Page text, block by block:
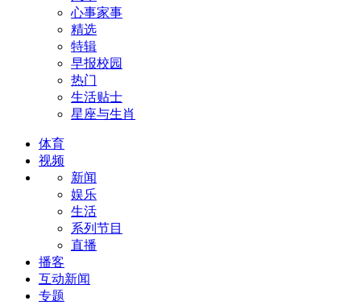
心事家事
精选
特辑
早报校园
热门
生活贴士
星座与生肖
体育
视频
新闻
娱乐
生活
系列节目
直播
播客
互动新闻
专题